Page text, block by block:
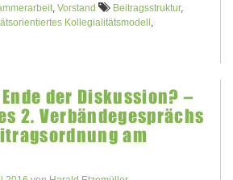
, Vorstand Beitragsstruktur,
Kollegialitätsmodell ,
der Diskussion? –
2. Verbändegesprächs
am